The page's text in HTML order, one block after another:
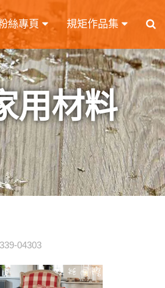
絲專頁 規矩作品集
用材料
04303